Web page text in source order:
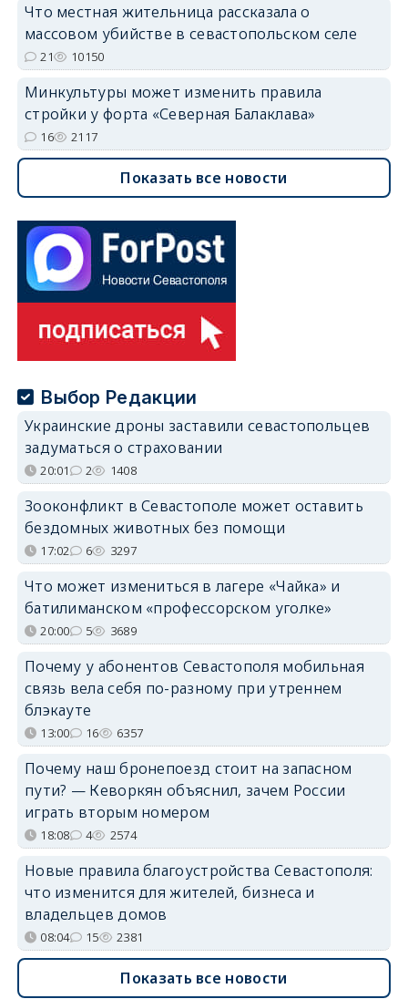
Что местная жительница рассказала о
массовом убийстве в севастопольском селе
21 10150
Минкультуры может изменить правила
стройки у форта «Северная Балаклава»
16 2117
Показать все новости
Выбор Редакции
Украинские дроны заставили севастопольцев
задуматься о страховании
20:01 2 1408
Зооконфликт в Севастополе может оставить
бездомных животных без помощи
17:02 6 3297
Что может измениться в лагере «Чайка» и
батилиманском «профессорском уголке»
20:00 5 3689
Почему у абонентов Севастополя мобильная
связь вела себя по-разному при утреннем
блэкауте
13:00 16 6357
Почему наш бронепоезд стоит на запасном
пути? — Кеворкян объяснил, зачем России
играть вторым номером
18:08 4 2574
Новые правила благоустройства Севастополя:
что изменится для жителей, бизнеса и
владельцев домов
08:04 15 2381
Показать все новости